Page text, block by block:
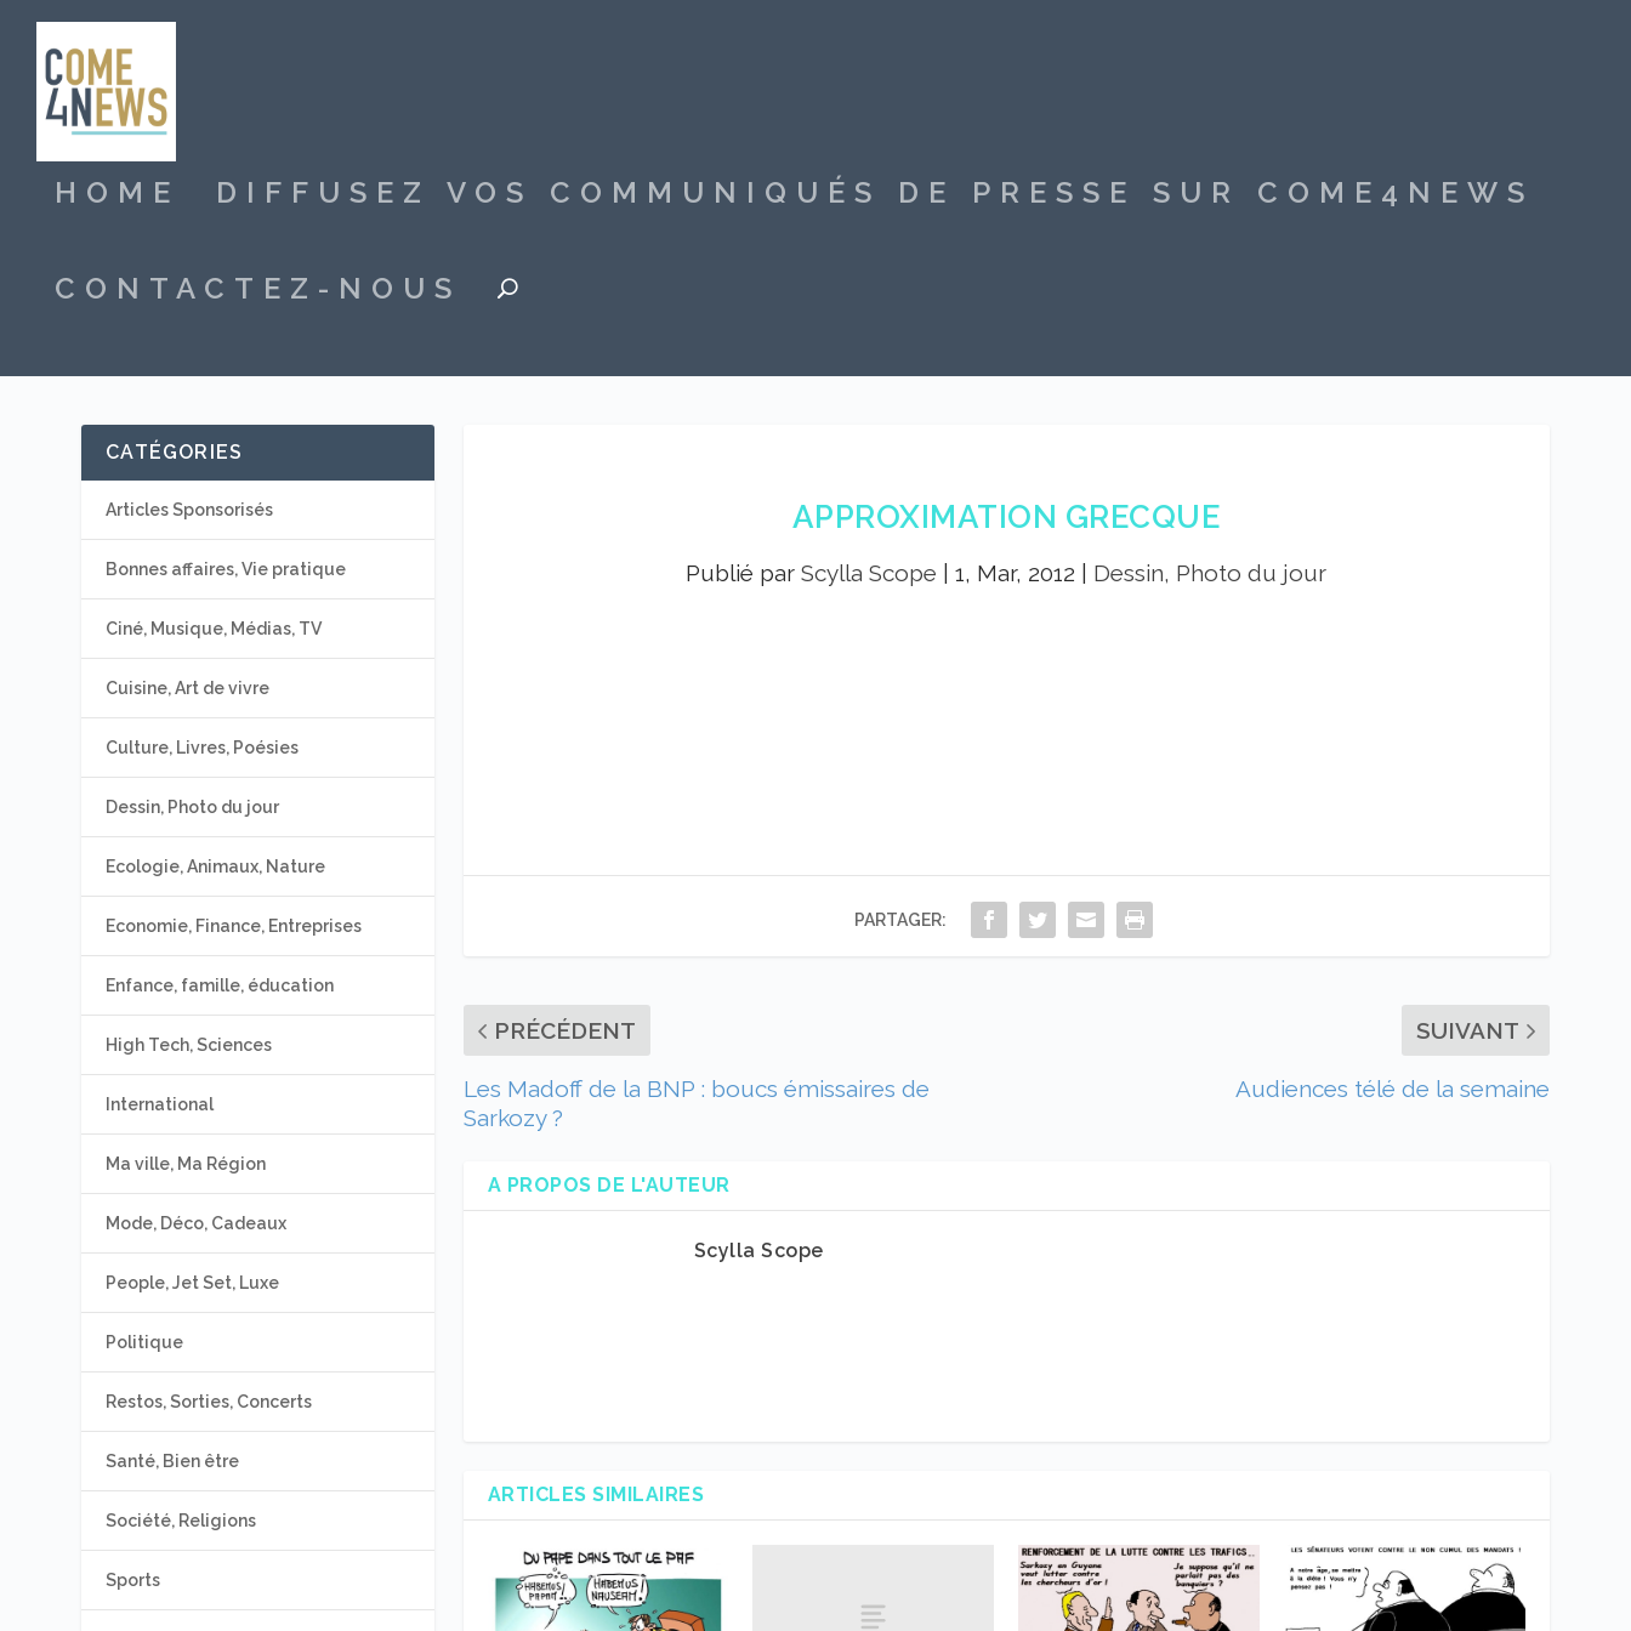
HOME DIFFUSEZ VOS COMMUNIQUÉS DE PRESSE SUR COME4NEWS
CONTACTEZ-NOUS
APPROXIMATION GRECQUE
Publié parScylla Scope |1, Mar, 2012 Dessin, Photo du jour
PARTAGER:
PRÉCÉDENT
Les Madoff de la BNP : boucs émissaires de
Sarkozy ?
SUIVANT
Audiences télé de la semaine
A PROPOS DE L'AUTEUR
Scylla Scope
ARTICLES SIMILAIRES
CATÉGORIES
Articles Sponsorisés
Bonnes affaires, Vie pratique
Ciné, Musique, Médias, TV
Cuisine, Art de vivre
Culture, Livres, Poésies
Dessin, Photo du jour
Ecologie, Animaux, Nature
Economie, Finance, Entreprises
Enfance, famille, éducation
High Tech, Sciences
International
Ma ville, Ma Région
Mode, Déco, Cadeaux
People, Jet Set, Luxe
Politique
Restos, Sorties, Concerts
Santé, Bien être
Société, Religions
Sports